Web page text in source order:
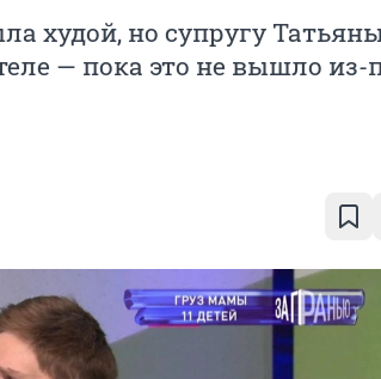
худой, но супругу
— пока это не вышло из-